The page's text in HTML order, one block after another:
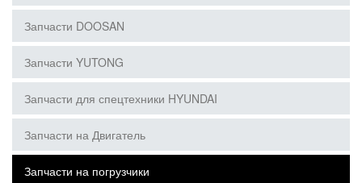
Запчасти DOOSAN
Запчасти YUTONG
Запчасти для спецтехники HYUNDAI
Запчасти на Двигатель
Запчасти на погрузчики